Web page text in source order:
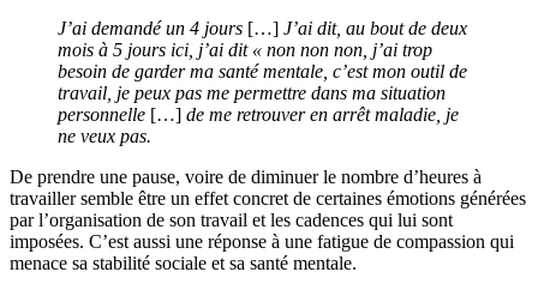
J’ai demandé un 4 jours […] J’ai dit, au bout de deux
mois à 5 jours ici, j’ai dit « non non non, j’ai trop
besoin de garder ma santé mentale, c’est mon outil de
travail, je peux pas me permettre dans ma situation
personnelle […] de me retrouver en arrêt maladie, je
ne veux pas.
De prendre une pause, voire de diminuer le nombre d’heures à
travailler semble être un effet concret de certaines émotions générées
par l’organisation de son travail et les cadences qui lui sont
imposées. C’est aussi une réponse à une fatigue de compassion qui
menace sa stabilité sociale et sa santé mentale.